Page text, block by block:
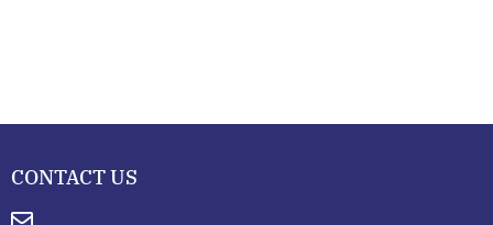
CONTACT US